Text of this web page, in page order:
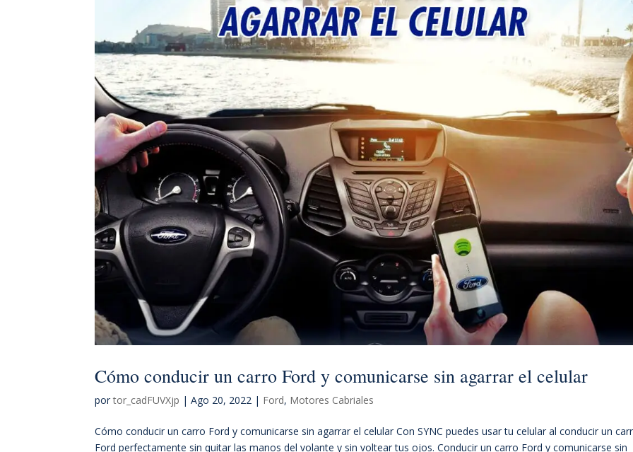
Cómo conducir un carro Ford y comunicarse sin agarrar el celular
portor_cadFUVXjp |Ago 20, 2022 | Ford, Motores Cabriales
Cómo conducir un carro Ford y comunicarse sin agarrar el celular Con SYNC puedes usar tu celular al conducir un
Ford perfectamente sin quitar las manos del volante y sin voltear tus ojos. Conducir un carro Ford y comunicarse sin